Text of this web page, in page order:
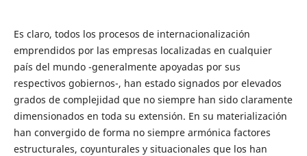
Es claro, todos los procesos de internacionalización
emprendidos por las empresas localizadas en cualquier
país del mundo -generalmente apoyadas por sus
respectivos gobiernos-, han estado signados por elevados
grados de complejidad que no siempre han sido claramente
dimensionados en toda su extensión. En su materialización
han convergido de forma no siempre armónica factores
estructurales, coyunturales y situacionales que los han